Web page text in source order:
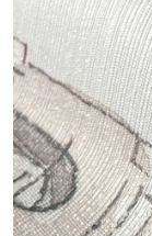
Acabado
refleja la luz y